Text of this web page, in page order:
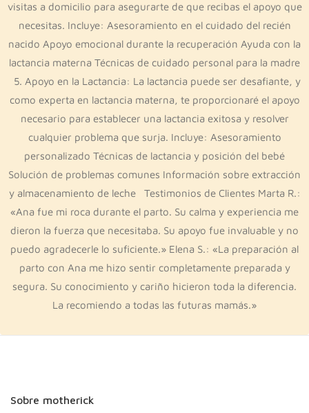
visitas a domicilio para asegurarte de que recibas el apoyo que
necesitas. Incluye: Asesoramiento en el cuidado del recién
nacido Apoyo emocional durante la recuperación Ayuda con la
lactancia materna Técnicas de cuidado personal para la madre
5. Apoyo en la Lactancia: La lactancia puede ser desafiante, y
como experta en lactancia materna, te proporcionaré el apoyo
necesario para establecer una lactancia exitosa y resolver
cualquier problema que surja. Incluye: Asesoramiento
personalizado Técnicas de lactancia y posición del bebé
Solución de problemas comunes Información sobre extracción
y almacenamiento de leche Testimonios de Clientes Marta R.:
«Ana fue mi roca durante el parto. Su calma y experiencia me
dieron la fuerza que necesitaba. Su apoyo fue invaluable y no
puedo agradecerle lo suficiente.» Elena S.: «La preparación al
parto con Ana me hizo sentir completamente preparada y
segura. Su conocimiento y cariño hicieron toda la diferencia.
La recomiendo a todas las futuras mamás.»
Sobre motherick